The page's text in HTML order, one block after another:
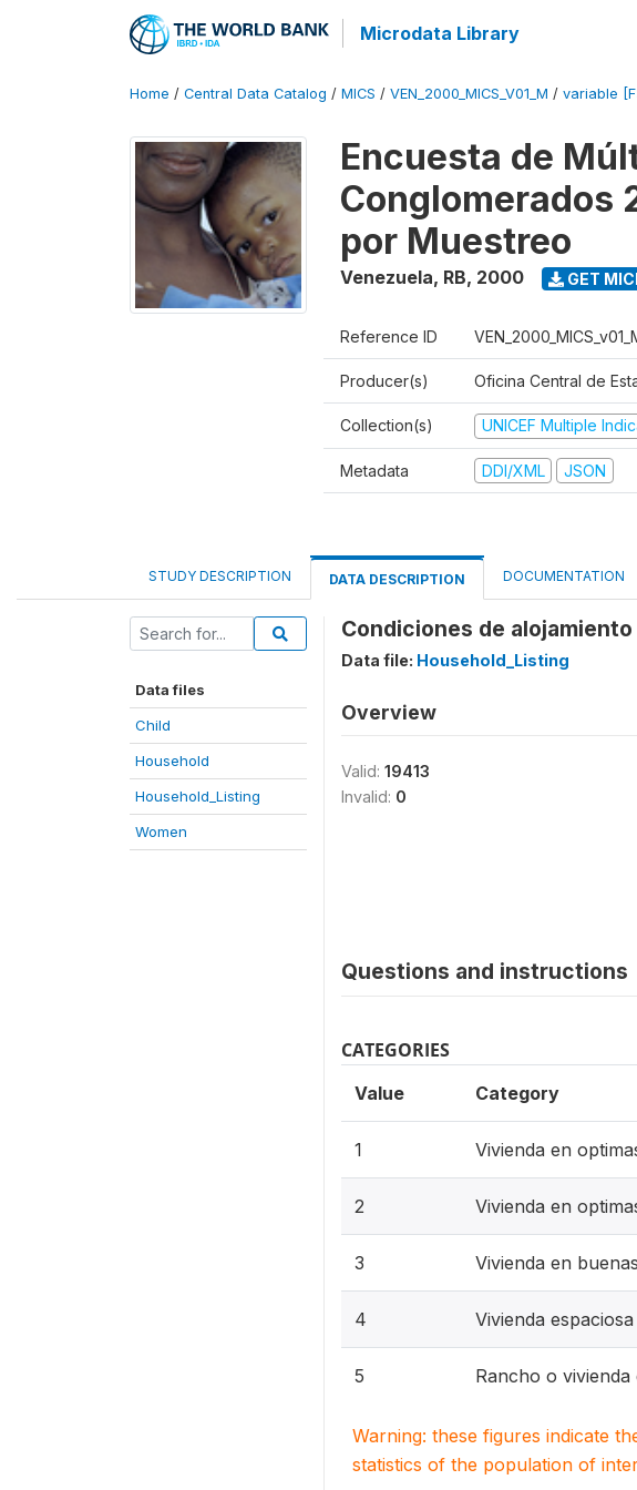
Microdata Library
Home / Central Data Catalog / MICS / VEN_2000_MICS_V01_M / variable
Encuesta de
Conglomerados
por Muestreo
Venezuela, RB, 2000 GET
Reference ID
Producer(s) Oficina Central de
Collection(s) UNICEF Multiple
Metadata DDI/XML JSON
STUDY DESCRIPTION DATA DESCRIPTION DOCUMENTATION
Data files
Child
Household
Household_Listing
Women
Condiciones de alojamiento
Data file: Household_Listing
Overview
Valid: 19413
Invalid: 0
Questions and instructions
CATEGORIES
Value Category
1 Vivienda en
2 Vivienda en
3 Vivienda en
4 Vivienda
5 Rancho o
Warning: these figures indicate
statistics of the population of